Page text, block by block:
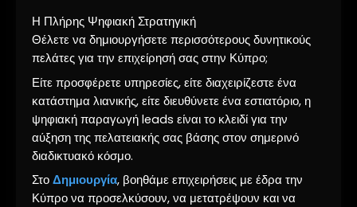
Η Πλήρης Ψηφιακή Στρατηγική
Θέλετε να δημιουργήσετε περισσότερους δυνητικούς
πελάτες για την επιχείρησή σας στην Κύπρο;
Είτε προσφέρετε υπηρεσίες, είτε διαχειρίζεστε ένα
κατάστημα λιανικής, είτε διευθύνετε ένα εστιατόριο, η
ψηφιακή παραγωγή leads είναι το κλειδί για την
αύξηση της πελατειακής σας βάσης στον σημερινό
διαδικτυακό κόσμο.
Στο Δημιουργία, βοηθάμε επιχειρήσεις με έδρα την
Κύπρο να προσελκύσουν, να μετατρέψουν και να